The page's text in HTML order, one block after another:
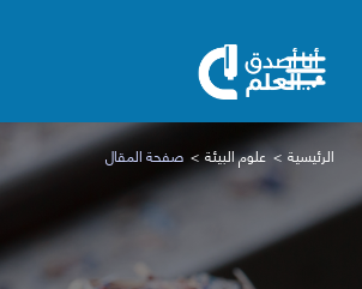
الرئيسية علوم البيئة صفحة المقال